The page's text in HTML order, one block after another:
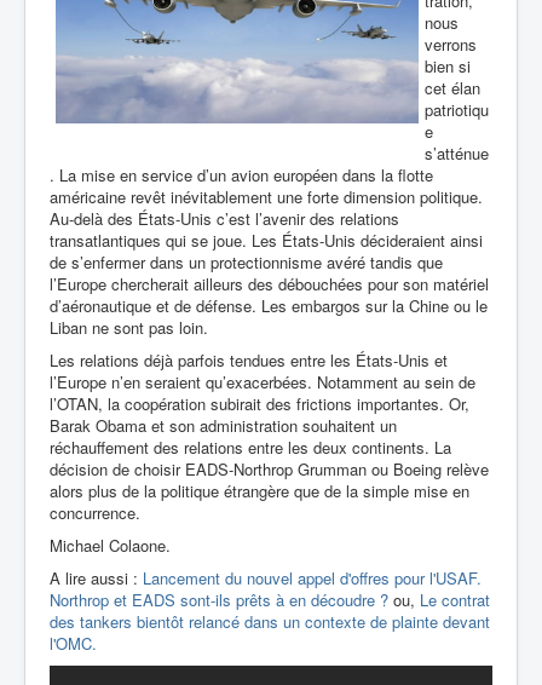
nous
verrons
bien si
cet élan
patriotiqu
e
s’atténue
. La mise en service d’un avion européen dans la flotte
américaine revêt inévitablement une forte dimension politique.
Au-delà des États-Unis c’est l’avenir des relations
transatlantiques qui se joue. Les États-Unis décideraient ainsi
de s’enfermer dans un protectionnisme avéré tandis que
l’Europe chercherait ailleurs des débouchées pour son matériel
d’aéronautique et de défense. Les embargos sur la Chine ou le
Liban ne sont pas loin.
Les relations déjà parfois tendues entre les États-Unis et
l’Europe n’en seraient qu’exacerbées. Notamment au sein de
l’OTAN, la coopération subirait des frictions importantes. Or,
Barak Obama et son administration souhaitent un
réchauffement des relations entre les deux continents. La
décision de choisir EADS-Northrop Grumman ou Boeing relève
alors plus de la politique étrangère que de la simple mise en
concurrence.
Michael Colaone.
A lire aussi : Lancement du nouvel appel d'offres pour l'USAF.
Northrop et EADS sont-ils prêts à en découdre ? ou, Le contrat
des tankers bientôt relancé dans un contexte de plainte devant
l'OMC.